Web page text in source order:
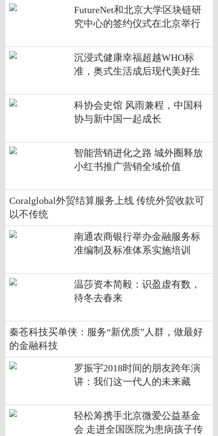
FutureNet和北京大学区块链研
究中心的签约仪式在北京举行
沉浸式健康幸福超越WHO标
准，奥式生活成后现代美好生
科协会史馆 风雨兼程，中国科
协与新中国一起成长
智能营销进化之路 城外圈释放
小红书推广营销全域价值
Coralglobal外贸结算服务上线 传统外贸收款可
以不传统
南通农商银行举办金融服务标
准编制及标准体系实施培训
​温莎资本简毅：识盈虚有数，
待冬去春来
秦苍科技买单侠：服务“新优质”人群，做最好
的金融科技
罗振宇2018时间的朋友跨年演
讲：我们这一代人的未来藏
轻松筹携手北京微爱公益基金
会 走进全国医院为患病孩子传